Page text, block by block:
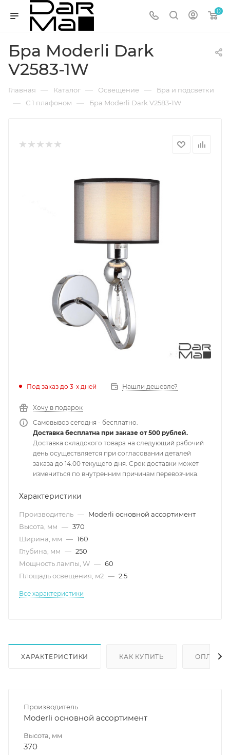
0
Бра Moderli Dark
V2583-1W
Главная — Каталог — Освещение — Бра и подсветки
— С 1 плафоном — Бра Moderli Dark V2583-1W
Под заказ до 3-х дней Нашли дешевле?
Хочу в подарок
Самовывоз сегодня - бесплатно.
Доставка бесплатна при заказе от 500 рублей.
Доставка складского товара на следующий рабочий
день осуществляется при согласовании деталей
заказа до 14.00 текущего дня. Срок доставки может
измениться по внутренним причинам перевозчика.
Характеристики
Производитель — Moderli основной ассортимент
Высота, мм — 370
Ширина, мм — 160
Глубина, мм — 250
Мощность лампы, W — 60
Площадь освещения, м2 — 2.5
Все характеристики
ХАРАКТЕРИСТИКИ КАК КУПИТЬ ОПЛАТА
Производитель
Moderli основной ассортимент
Высота, мм
370